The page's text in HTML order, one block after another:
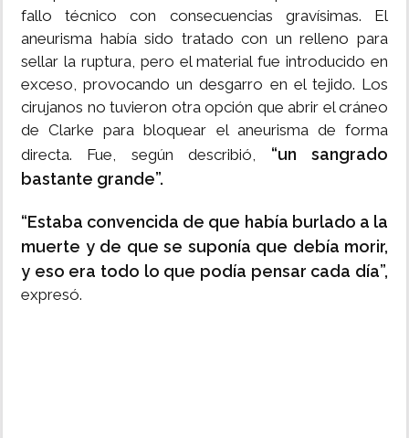
fallo técnico con consecuencias gravísimas. El
aneurisma había sido tratado con un relleno para
sellar la ruptura, pero el material fue introducido en
exceso, provocando un desgarro en el tejido. Los
cirujanos no tuvieron otra opción que abrir el cráneo
de Clarke para bloquear el aneurisma de forma
directa. Fue, según describió, “un sangrado
bastante grande”.
“Estaba convencida de que había burlado a la
muerte y de que se suponía que debía morir,
y eso era todo lo que podía pensar cada día”,
expresó.